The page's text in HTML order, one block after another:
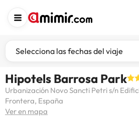
Selecciona las fechas del viaje
Hipotels Barrosa Park
Urbanización Novo Sancti Petri s/n
Frontera, España
Ver en mapa